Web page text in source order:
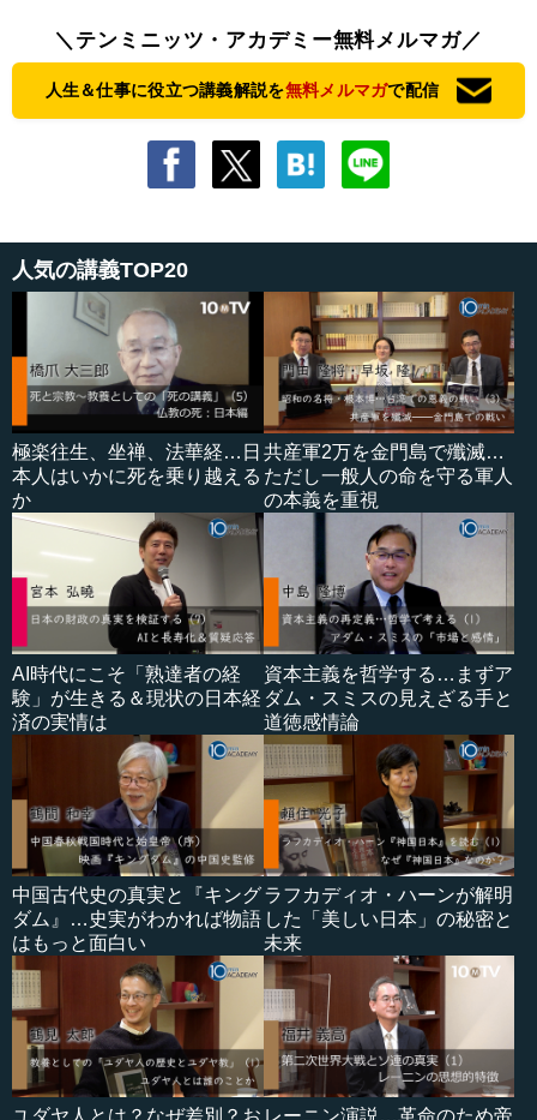
＼テンミニッツ・アカデミー無料メルマガ／
人生＆仕事に役立つ講義解説を無料メルマガで配信
人気の講義TOP20
極楽往生、坐禅、法華経…日
本人はいかに死を乗り越える
か
共産軍2万を金門島で殲滅…
ただし一般人の命を守る軍人
の本義を重視
AI時代にこそ「熟達者の経
験」が生きる＆現状の日本経
済の実情は
資本主義を哲学する…まずア
ダム・スミスの見えざる手と
道徳感情論
中国古代史の真実と『キング
ダム』…史実がわかれば物語
はもっと面白い
ラフカディオ・ハーンが解明
した「美しい日本」の秘密と
未来